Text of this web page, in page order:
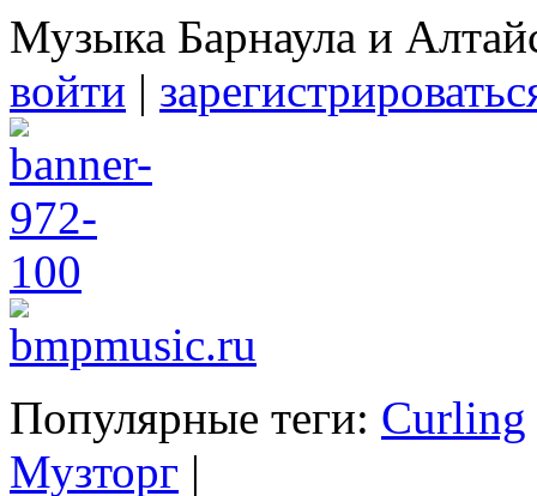
Музыка Барнаула и
войти |
Популярные теги: Curling
Музторг |